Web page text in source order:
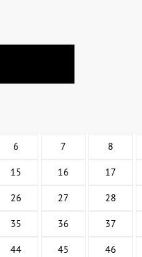
6 7 8
15 16 17
26 27 28
35 36 37
44 45 46